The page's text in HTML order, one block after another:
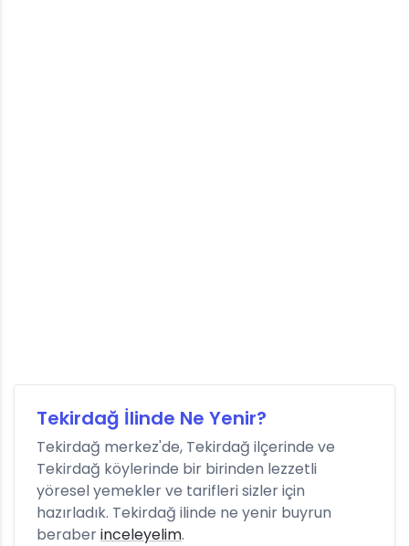
Tekirdağ İlinde Ne Yenir?
Tekirdağ merkez'de, Tekirdağ ilçerinde ve
Tekirdağ köylerinde bir birinden lezzetli
yöresel yemekler ve tarifleri sizler için
hazırladık. Tekirdağ ilinde ne yenir buyrun
beraberinceleyelim.